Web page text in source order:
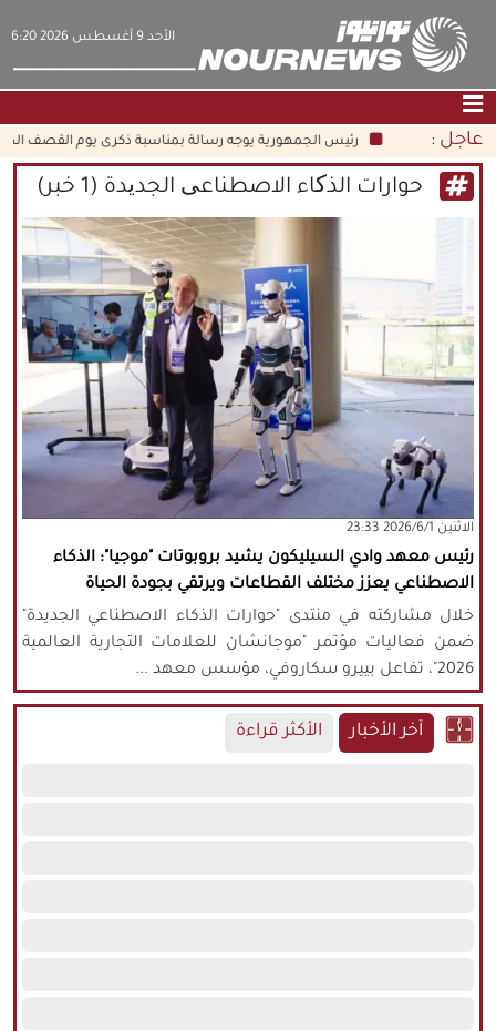
‫‫الأحد‬‬ 9 أغسطس 2026 6:20
الصفحة الرئيسية |التواصل معنا|من نحن
اقتصاد
سياسة
الوسائط المتعددة
|فارسي|
English
|العربيه|
|עברית |
русский| 中文
|
كافة الحقوق محفوظة لموقع نورنيوز
يُرجى ذكر المصدر عند نقل أي موضوع عن
موقعنا
عاجل : رئيس الجمهورية يوجه رسالة بمناسبة ذكرى يوم القصف الذري
حوارات الذکاء الاصطناعی الجدیدة (1 خبر)
‫‫الاثنين‬‬ 2026/6/1 23:33
رئيس معهد وادي السيليكون يشيد بروبوتات "موجيا": الذكاء
الاصطناعي يعزز مختلف القطاعات ويرتقي بجودة الحياة
خلال مشاركته في منتدى "حوارات الذكاء الاصطناعي الجديدة"
ضمن فعاليات مؤتمر "موجانشان للعلامات التجارية العالمية
2026"، تفاعل بييرو سكاروفي، مؤسس معهد ...
آخر الأخبار الأكثر قراءة